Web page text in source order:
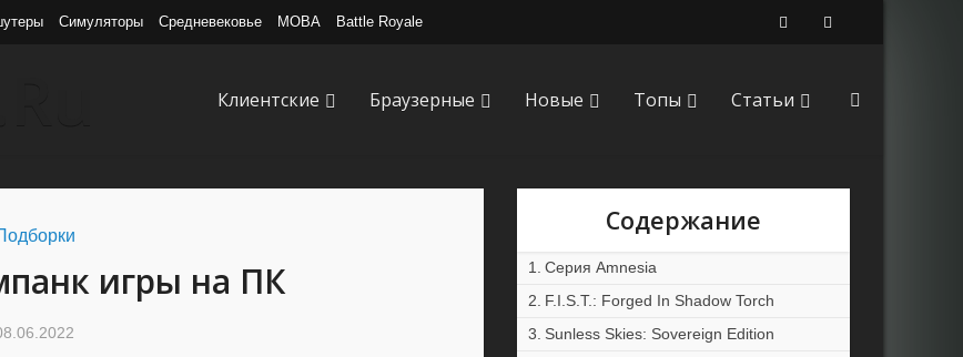
Симуляторы Средневековье MOBA Battle Royale
Клиентские Браузерные Новые Топы Статьи
игры на ПК
Содержание
Серия Amnesia
F.I.S.T.: Forged In Shadow Torch
Sunless Skies: Sovereign Edition